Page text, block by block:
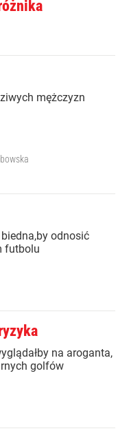
mężczyzn
odnosić
futbolu
na aroganta,
golfów